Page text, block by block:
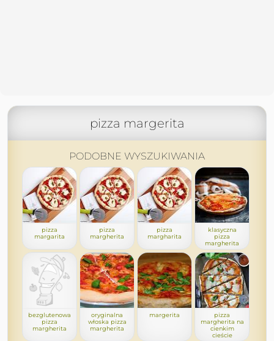
pizza margerita
PODOBNE WYSZUKIWANIA
pizza
margarita
pizza
margherita
pizza
margharita
klasyczna
pizza
margherita
bezglutenowa
pizza
margherita
oryginalna
włoska pizza
margherita
margerita
pizza
margherita na
cienkim
cieście